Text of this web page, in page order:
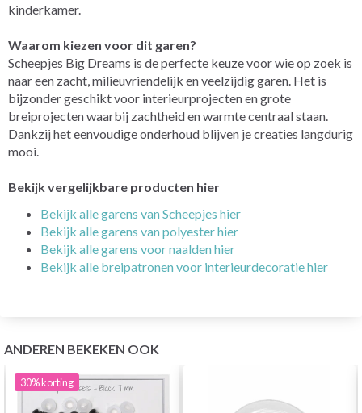
kinderkamer.
Waarom kiezen voor dit garen?
Scheepjes Big Dreams is de perfecte keuze voor wie op zoek is
naar een zacht, milieuvriendelijk en veelzijdig garen. Het is
bijzonder geschikt voor interieurprojecten en grote
breiprojecten waarbij zachtheid en warmte centraal staan.
Dankzij het eenvoudige onderhoud blijven je creaties langdurig
mooi.
Bekijk vergelijkbare producten hier
Bekijk alle garens van Scheepjes hier
Bekijk alle garens van polyester hier
Bekijk alle garens voor naalden hier
Bekijk alle breipatronen voor interieurdecoratie hier
ANDEREN BEKEKEN OOK
30%korting